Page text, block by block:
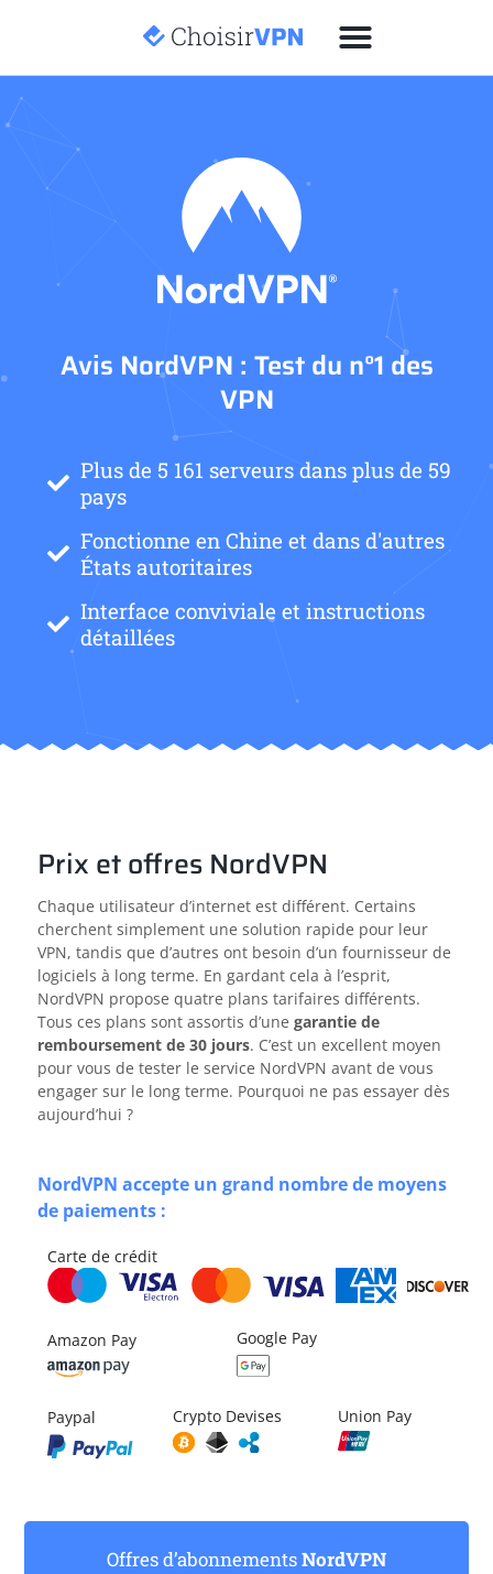
Avis NordVPN : Test du n°1 des
VPN
Plus de 5 161 serveurs dans plus de 59
pays
Fonctionne en Chine et dans d'autres
États autoritaires
Interface conviviale et instructions
détaillées
Offres d’abonnementsNordVPN
Prix et offres NordVPN
Chaque utilisateur d’internet est différent. Certains
cherchent simplement une solution rapide pour leur
VPN, tandis que d’autres ont besoin d’un fournisseur de
logiciels à long terme. En gardant cela à l’esprit,
NordVPN propose quatre plans tarifaires différents.
Tous ces plans sont assortis d’unegarantie de
remboursement de 30 jours. C’est un excellent moyen
pour vous de tester le service NordVPN avant de vous
engager sur le long terme. Pourquoi ne pas essayer dès
aujourd’hui ?
NordVPN accepte un grand nombre de moyens
de paiements :
Carte de crédit
Amazon Pay Google Pay
Paypal Crypto Devises Union Pay